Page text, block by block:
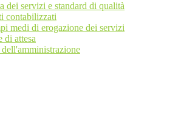
dei servizi e standard di qualità
contabilizzati
medi di erogazione dei servizi
di attesa
dell'amministrazione